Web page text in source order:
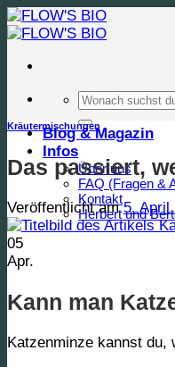
Zum
Inhalt
Suchen
nach:
Blog & Magazin
Infos
Über uns
FAQ (Fragen &
Kontakt
Herbert und
Kräutermischungen
Das passiert,
Veröffentlicht am5. April
05
Apr.
Kann man
Katzenminze kannst du,